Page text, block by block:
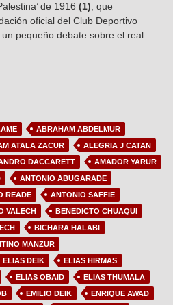
de 1916 (1) , que
oficial del Club Deportivo
pequeño debate sobre el real
Debate sobre los orígenes de
ABRAHAM ABDELMUR
ATALA ZACUR
ALEGRIA J CATAN
DACCARETT
AMADOR YARUR
ANTONIO ABUGARADE
READE
ANTONIO SAFFIE
VALECH
BENEDICTO CHUAQUI
BICHARA HALABI
MANZUR
ELIAS DEIK
ELIAS HIRMAS
ELIAS OBAID
ELIAS THUMALA
EMILIO DEIK
ENRIQUE AWAD